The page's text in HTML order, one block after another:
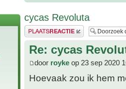
cycas Revoluta
Plaats een reactie
Re: cycas
door royke op 23 sep 2020
Hoevaak zou ik hem